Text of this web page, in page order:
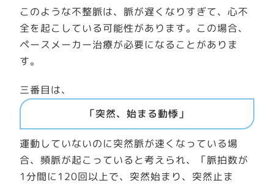
このような不整脈は、脈が遅くなりすぎて、心不
全を起こしている可能性があります。この場合、
ペースメーカー治療が必要になることがありま
す。
三番目は、
「突然、始まる動悸」
運動していないのに突然脈が速くなっている場
合、頻脈が起こっていると考えられ、「脈拍数が
1分間に120回以上で、突然始まり、突然止ま